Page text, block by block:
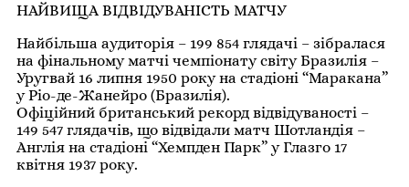
НАЙВИЩА ВІДВІДУВАНІСТЬ МАТЧУ
Найбільша аудиторія – 199 854 глядачі – зібралася
на фінальному матчі чемпіонату світу Бразилія –
Уругвай 16 липня 1950 року на стадіоні “Маракана”
у Ріо-де-Жанейро (Бразилія).
Офіційний британський рекорд відвідуваності –
149 547 глядачів, що відвідали матч Шотландія –
Англія на стадіоні “Хемпден Парк” у Глазго 17
квітня 1937 року.